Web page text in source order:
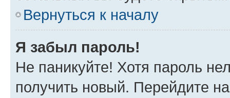
Вернуться к началу
Я забыл пароль!
Не паникуйте! Хотя пароль
получить новый. Перейдите